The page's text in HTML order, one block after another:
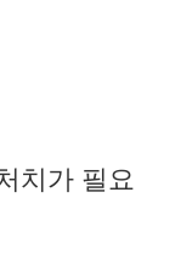
치가 필요